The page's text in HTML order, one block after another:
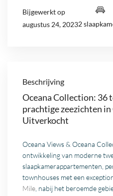
Bijgewerkt op
augustus 24, 20232
Beschrijving
Oceana Collection: 36
prachtige zeezichten in
Uitverkocht
Oceana Views & Oceana
ontwikkeling van moderne
slaapkamerappartementen,
townhouses met een
Mile , nabij het beroemde